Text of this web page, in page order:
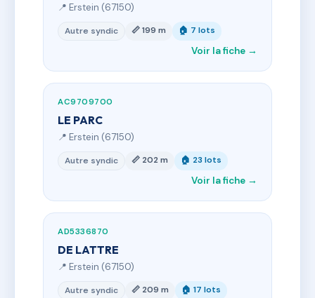
📍 Erstein (67150)
Autre syndic 📏 199 m 🏠 7 lots
Voir la fiche →
AC9709700
LE PARC
📍 Erstein (67150)
Autre syndic 📏 202 m 🏠 23 lots
Voir la fiche →
AD5336870
DE LATTRE
📍 Erstein (67150)
Autre syndic 📏 209 m 🏠 17 lots